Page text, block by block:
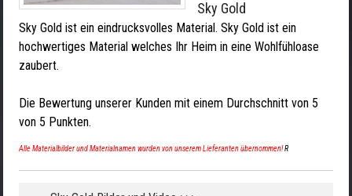
Sky Gold
Sky Gold ist ein eindrucksvolles Material. Sky Gold ist ein
hochwertiges Material welches Ihr Heim in eine Wohlfühloase
zaubert.
Die Bewertung unserer Kunden mit einem Durchschnitt von 5
von 5 Punkten.
Alle Materialbilder und Materialnamen wurden von unserem Lieferanten übernommen!R